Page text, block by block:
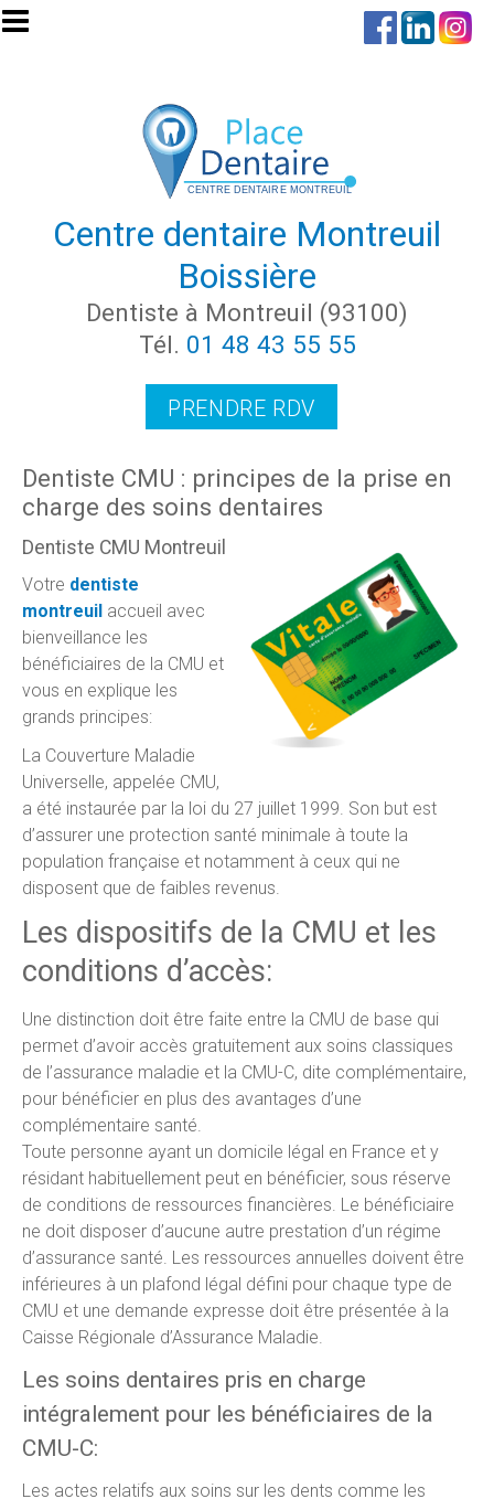
Aller au contenu principal
Centre dentaire Montreuil
Boissière
Dentiste à Montreuil (93100)
Tél. 01 48 43 55 55
PRENDRE RDV
Dentiste CMU : principes de la prise en
charge des soins dentaires
Dentiste CMU Montreuil
Votre dentiste
montreuil accueil avec
bienveillance les
bénéficiaires de la CMU et
vous en explique les
grands principes:
La Couverture Maladie
Universelle, appelée CMU,
a été instaurée par la loi du 27 juillet 1999. Son but est
d’assurer une protection santé minimale à toute la
population française et notamment à ceux qui ne
disposent que de faibles revenus.
Les dispositifs de la CMU et les
conditions d’accès:
Une distinction doit être faite entre la CMU de base qui
permet d’avoir accès gratuitement aux soins classiques
de l’assurance maladie et la CMU-C, dite complémentaire,
pour bénéficier en plus des avantages d’une
complémentaire santé.
Toute personne ayant un domicile légal en France et y
résidant habituellement peut en bénéficier, sous réserve
de conditions de ressources financières. Le bénéficiaire
ne doit disposer d’aucune autre prestation d’un régime
d’assurance santé. Les ressources annuelles doivent être
inférieures à un plafond légal défini pour chaque type de
CMU et une demande expresse doit être présentée à la
Caisse Régionale d’Assurance Maladie.
Les soins dentaires pris en charge
intégralement pour les bénéficiaires de la
CMU-C:
Les actes relatifs aux soins sur les dents comme les